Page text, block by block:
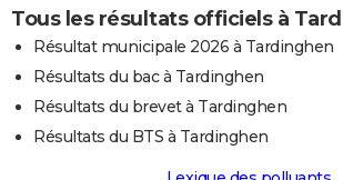
Tous les résultats officiels à
Résultat municipale 2026 à Tardinghen
Résultats du bac à Tardinghen
Résultats du brevet à Tardinghen
Résultats du BTS à Tardinghen